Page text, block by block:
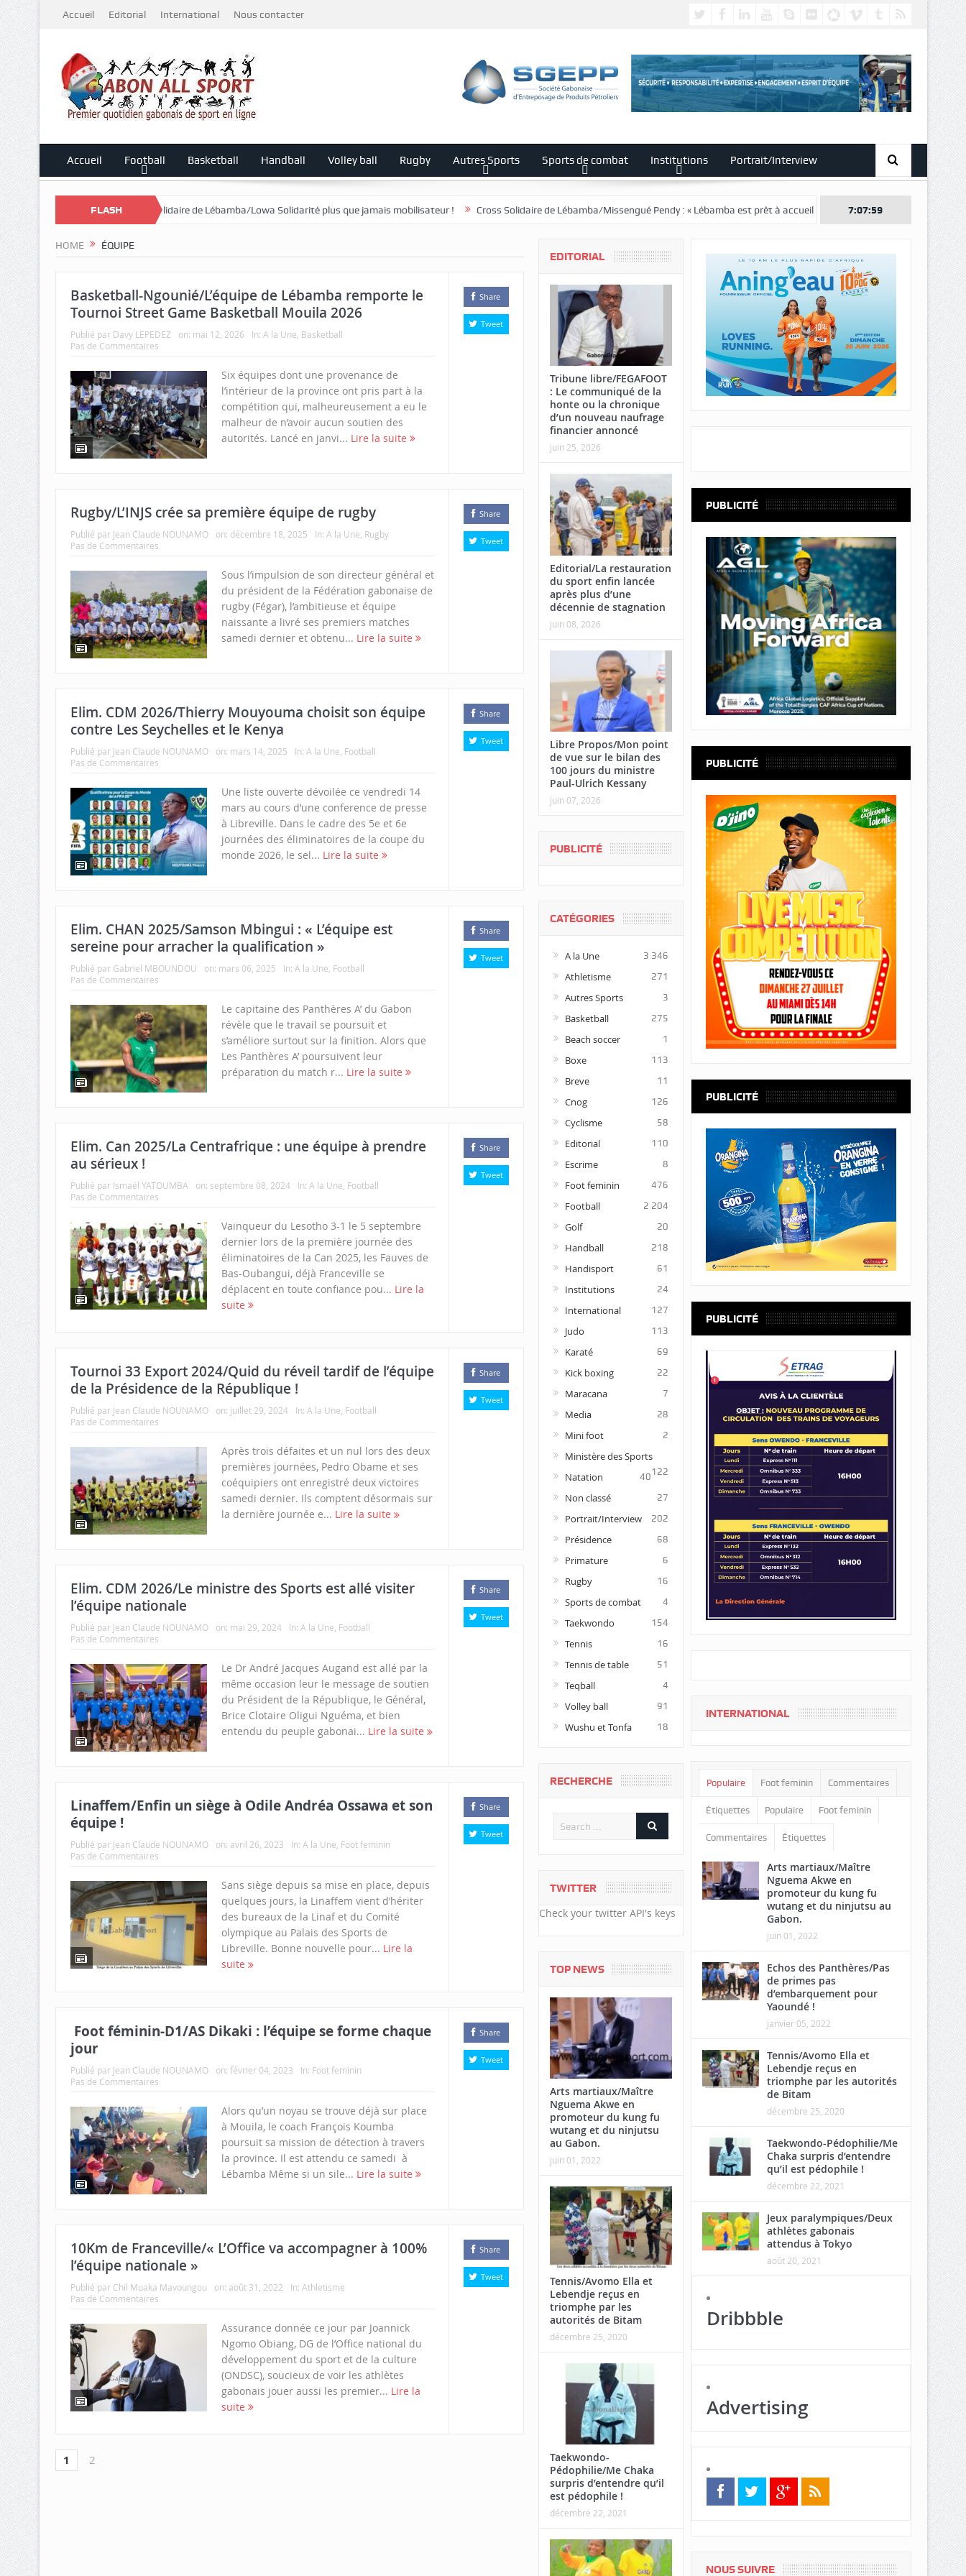
Accueil Editorial International Nous contacter
Accueil Football Basketball Handball Volley ball Rugby Autres Sports Sports de combat Institutions Portrait/Interview
FLASH
Mali Cross Solidaire de Lébamba/Lowa Solidarité plus que jamais mobilisateur ! Cross Solidaire de Lébamba/Missengué Pendy : « Lébamba est prêt à accueillir ce grand événement »7:08:01
HOME ÉQUIPE
Basketball-Ngounié/L’équipe de Lébamba remporte le
Tournoi Street Game Basketball Mouila 2026
Publié par Davy LEPEDEZ on: mai 12, 2026 In: A la Une Basketball
Pas de Commentaires
Six équipes dont une provenance de
l’intérieur de la province ont pris part à la
compétition qui, malheureusement a eu le
malheur de n’avoir aucun soutien des
autorités. Lancé en janvi... Lire la suite
Share
Tweet
Rugby/L’INJS crée sa première équipe de rugby
Publié par Jean Claude NOUNAMO on: décembre 18, 2025 In: A la Une Rugby
Pas de Commentaires
Sous l’impulsion de son directeur général et
du président de la Fédération gabonaise de
rugby (Fégar), l’ambitieuse et équipe
naissante a livré ses premiers matches
samedi dernier et obtenu... Lire la suite
Share
Tweet
Elim. CDM 2026/Thierry Mouyouma choisit son équipe
contre Les Seychelles et le Kenya
Publié par Jean Claude NOUNAMO on: mars 14, 2025 In: A la Une Football
Pas de Commentaires
Une liste ouverte dévoilée ce vendredi 14
mars au cours d’une conference de presse
à Libreville. Dans le cadre des 5e et 6e
journées des éliminatoires de la coupe du
monde 2026, le sel... Lire la suite
Share
Tweet
Elim. CHAN 2025/Samson Mbingui : « L’équipe est
sereine pour arracher la qualification »
Publié par Gabriel MBOUNDOU on: mars 06, 2025 In: A la Une Football
Pas de Commentaires
Le capitaine des Panthères A’ du Gabon
révèle que le travail se poursuit et
s’améliore surtout sur la finition. Alors que
Les Panthères A’ poursuivent leur
préparation du match r... Lire la suite
Share
Tweet
Elim. Can 2025/La Centrafrique : une équipe à prendre
au sérieux !
Publié par Ismaël YATOUMBA on: septembre 08, 2024 In: A la Une Football
Pas de Commentaires
Vainqueur du Lesotho 3-1 le 5 septembre
dernier lors de la première journée des
éliminatoires de la Can 2025, les Fauves de
Bas-Oubangui, déjà Franceville se
déplacent en toute confiance pou... Lire la
suite
Share
Tweet
Tournoi 33 Export 2024/Quid du réveil tardif de l’équipe
de la Présidence de la République !
Publié par Jean Claude NOUNAMO on: juillet 29, 2024 In: A la Une, Football
Pas de Commentaires
Après trois défaites et un nul lors des deux
premières journées, Pedro Obame et ses
coéquipiers ont enregistré deux victoires
samedi dernier. Ils comptent désormais sur
la dernière journée e... Lire la suite
Share
Tweet
Elim. CDM 2026/Le ministre des Sports est allé visiter
l’équipe nationale
Publié par Jean Claude NOUNAMO on: mai 29, 2024 In: A la Une, Football
Pas de Commentaires
Le Dr André Jacques Augand est allé par la
même occasion leur le message de soutien
du Président de la République, le Général,
Brice Clotaire Oligui Nguéma, et bien
entendu du peuple gabonai... Lire la suite
Share
Tweet
Linaffem/Enfin un siège à Odile Andréa Ossawa et son
équipe !
Publié par Jean Claude NOUNAMO on: avril 26, 2023 In: A la Une, Foot feminin
Pas de Commentaires
Sans siège depuis sa mise en place, depuis
quelques jours, la Linaffem vient d’hériter
des bureaux de la Linaf et du Comité
olympique au Palais des Sports de
Libreville. Bonne nouvelle pour... Lire la
suite
Share
Tweet
Foot féminin-D1/AS Dikaki : l’équipe se forme chaque
jour
Publié par Jean Claude NOUNAMO on: février 04, 2023 In: Foot feminin
Pas de Commentaires
Alors qu’un noyau se trouve déjà sur place
à Mouila, le coach François Koumba
poursuit sa mission de détection à travers
la province. Il est attendu ce samedi à
Lébamba Même si un sile... Lire la suite
Share
Tweet
10Km de Franceville/« L’Office va accompagner à 100%
l’équipe nationale »
Publié par Chil Muaka Mavoungou on: août 31, 2022 In: Athletisme
Pas de Commentaires
Assurance donnée ce jour par Joannick
Ngomo Obiang, DG de l’Office national du
développement du sport et de la culture
(ONDSC), soucieux de voir les athlètes
gabonais jouer aussi les premier... Lire la
suite
Share
Tweet
1 2
EDITORIAL
Tribune libre/FEGAFOOT
: Le communiqué de la
honte ou la chronique
d’un nouveau naufrage
financier annoncé
juin 25, 2026
Editorial/La restauration
du sport enfin lancée
après plus d’une
décennie de stagnation
juin 08, 2026
Libre Propos/Mon point
de vue sur le bilan des
100 jours du ministre
Paul-Ulrich Kessany
juin 07, 2026
PUBLICITÉ
CATÉGORIES
A la Une 3 346
Athletisme 271
Autres Sports 3
Basketball 275
Beach soccer 1
Boxe 113
Breve 11
Cnog 126
Cyclisme 58
Editorial 110
Escrime 8
Foot feminin 476
Football 2 204
Golf 20
Handball 218
Handisport 61
Institutions 24
International 127
Judo 113
Karaté 69
Kick boxing 22
Maracana 7
Media 28
Mini foot 2
Ministère des Sports
122
Natation 40
Non classé 27
Portrait/Interview 202
Présidence 68
Primature 6
Rugby 16
Sports de combat 4
Taekwondo 154
Tennis 16
Tennis de table 51
Teqball 4
Volley ball 91
Wushu et Tonfa 18
RECHERCHE
TWITTER
Check your twitter API's keys
TOP NEWS
Arts martiaux/Maître
Nguema Akwe en
promoteur du kung fu
wutang et du ninjutsu
au Gabon.
juin 01, 2022
Tennis/Avomo Ella et
Lebendje reçus en
triomphe par les
autorités de Bitam
décembre 25, 2020
Taekwondo-
Pédophilie/Me Chaka
surpris d’entendre qu’il
est pédophile !
décembre 22, 2021
PUBLICITÉ
PUBLICITÉ
PUBLICITÉ
PUBLICITÉ
INTERNATIONAL
Populaire Foot feminin Commentaires
Étiquettes Populaire Foot feminin
Commentaires Étiquettes
Arts martiaux/Maître
Nguema Akwe en
promoteur du kung fu
wutang et du ninjutsu au
Gabon.
juin 01, 2022
Echos des Panthères/Pas
de primes pas
d’embarquement pour
Yaoundé !
janvier 05, 2022
Tennis/Avomo Ella et
Lebendje reçus en
triomphe par les autorités
de Bitam
décembre 25, 2020
Taekwondo-Pédophilie/Me
Chaka surpris d’entendre
qu’il est pédophile !
décembre 22, 2021
Jeux paralympiques/Deux
athlètes gabonais
attendus à Tokyo
août 20, 2021
Dribbble
Advertising
NOUS SUIVRE